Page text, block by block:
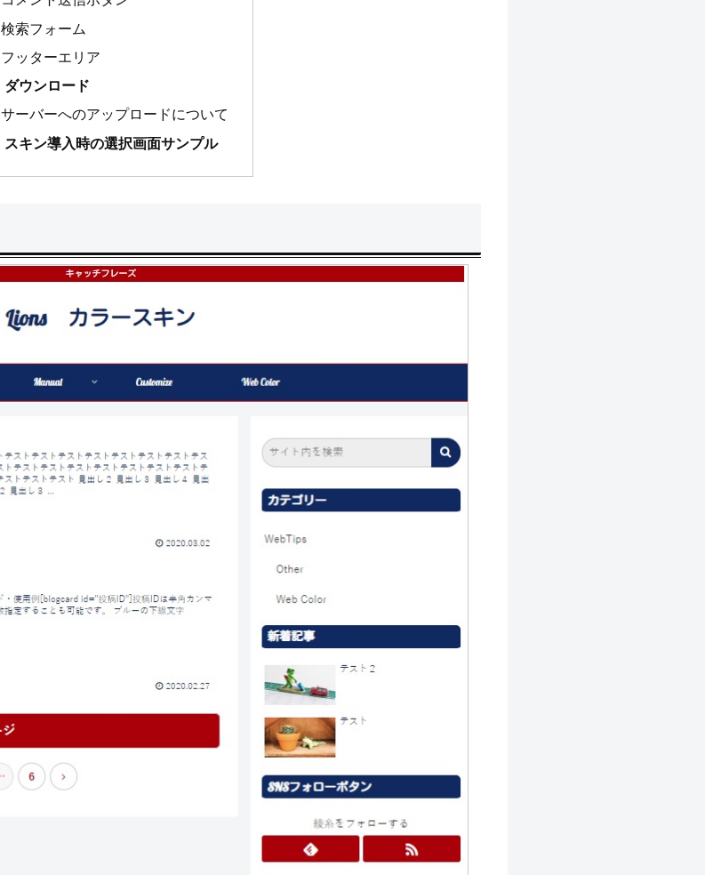
検索フォーム
フッターエリア
ダウンロード
サーバーへのアップロードについて
スキン導入時の選択画面サンプル